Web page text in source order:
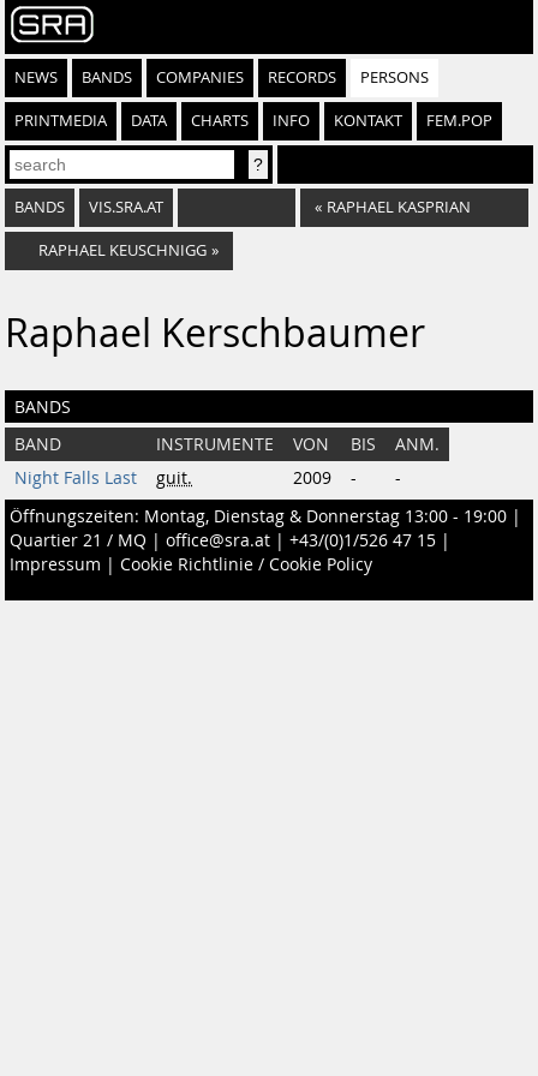
NEWS BANDS COMPANIES RECORDS PERSONS
PRINTMEDIA DATA CHARTS INFO KONTAKT FEM.POP
BANDS VIS.SRA.AT « RAPHAEL KASPRIAN
RAPHAEL KEUSCHNIGG »
Raphael Kerschbaumer
BANDS
BAND INSTRUMENTE VON BIS
ANM.
Night Falls Last
guit. 2009 -
-
Öffnungszeiten: Montag, Dienstag & Donnerstag 13:00 - 19:00 |
Quartier 21 / MQ | office@sra.at | +43/(0)1/526 47 15 |
Impressum | Cookie Richtlinie / Cookie Policy